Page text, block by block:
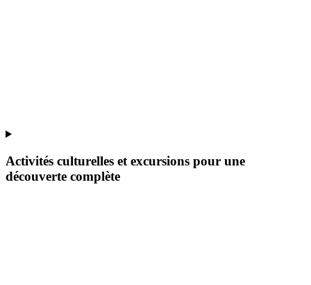
Activités culturelles et excursions pour une
découverte complète